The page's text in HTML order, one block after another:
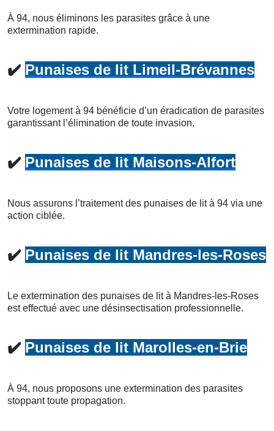
À 94, nous éliminons les parasites grâce à une
extermination rapide.
✔️ Punaises de lit Limeil-Brévannes
Votre logement à 94 bénéficie d’un éradication de parasites
garantissant l’élimination de toute invasion.
✔️ Punaises de lit Maisons-Alfort
Nous assurons l’traitement des punaises de lit à 94 via une
action ciblée.
✔️ Punaises de lit Mandres-les-Roses
Le extermination des punaises de lit à Mandres-les-Roses
est effectué avec une désinsectisation professionnelle.
✔️ Punaises de lit Marolles-en-Brie
À 94, nous proposons une extermination des parasites
stoppant toute propagation.